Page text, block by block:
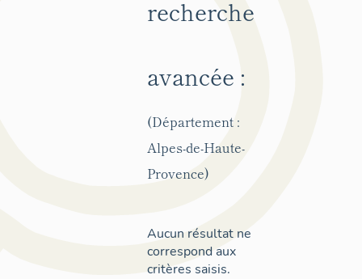
recherche
avancée :
(Département :
Alpes-de-Haute-
Provence)
Aucun résultat ne
correspond aux
critères saisis.